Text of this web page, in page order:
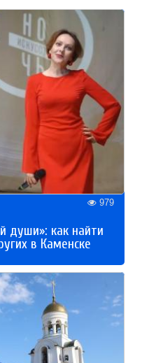
979
души»: как найти
в Каменске